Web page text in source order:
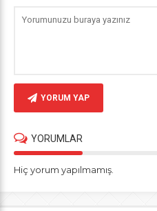
YORUM YAP
YORUMLAR
Hiç yorum yapılmamış.